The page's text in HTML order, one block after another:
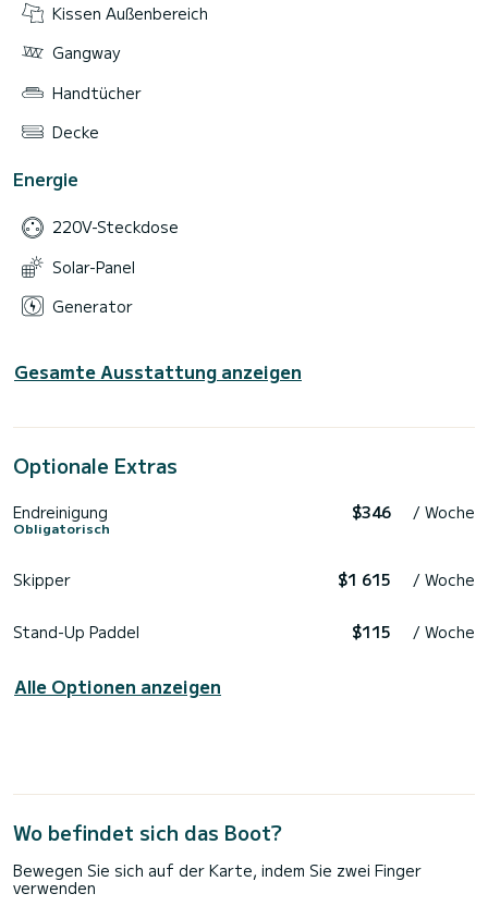
Kissen Außenbereich
Gangway
Handtücher
Decke
Energie
220V-Steckdose
Solar-Panel
Generator
Gesamte Ausstattung anzeigen
Optionale Extras
Endreinigung
Obligatorisch
$346 / Woche
Skipper $1 615 / Woche
Stand-Up Paddel $115 / Woche
Alle Optionen anzeigen
Wo befindet sich das Boot?
Bewegen Sie sich auf der Karte, indem Sie zwei Finger
verwenden